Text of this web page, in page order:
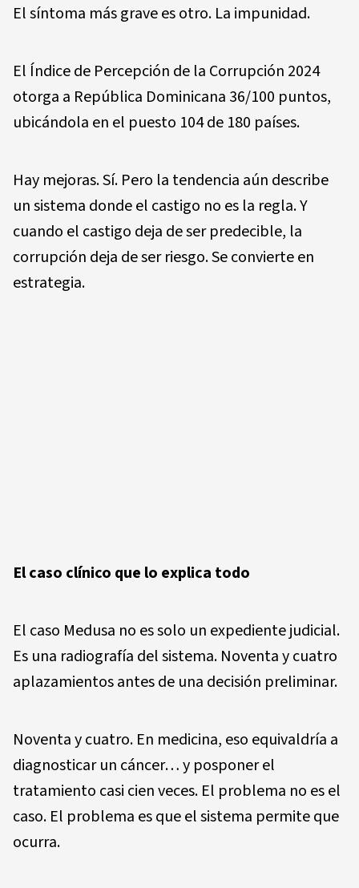
El síntoma más grave es otro. La impunidad.
El Índice de Percepción de la Corrupción 2024
otorga a República Dominicana 36/100 puntos,
ubicándola en el puesto 104 de 180 países.
Hay mejoras. Sí. Pero la tendencia aún describe
un sistema donde el castigo no es la regla. Y
cuando el castigo deja de ser predecible, la
corrupción deja de ser riesgo. Se convierte en
estrategia.
El caso clínico que lo explica todo
El caso Medusa no es solo un expediente judicial.
Es una radiografía del sistema. Noventa y cuatro
aplazamientos antes de una decisión preliminar.
Noventa y cuatro. En medicina, eso equivaldría a
diagnosticar un cáncer… y posponer el
tratamiento casi cien veces. El problema no es el
caso. El problema es que el sistema permite que
ocurra.